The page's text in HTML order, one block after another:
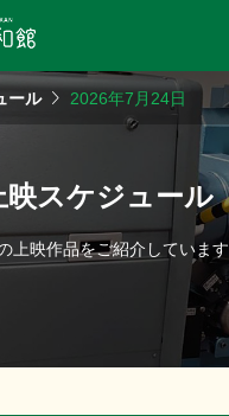
ール 2026年7月24日
映スケジュール
上映作品をご紹介しています